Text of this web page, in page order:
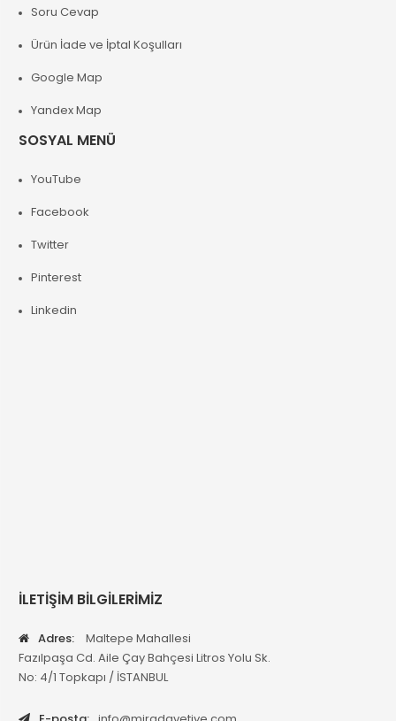
Soru Cevap
Ürün İade ve İptal Koşulları
Google Map
Yandex Map
SOSYAL MENÜ
YouTube
Facebook
Twitter
Pinterest
Linkedin
İLETİŞİM BİLGİLERİMİZ
Adres:
Maltepe Mahallesi
Fazılpaşa Cd. Aile Çay Bahçesi Litros Yolu Sk.
No: 4/1 Topkapı / İSTANBUL